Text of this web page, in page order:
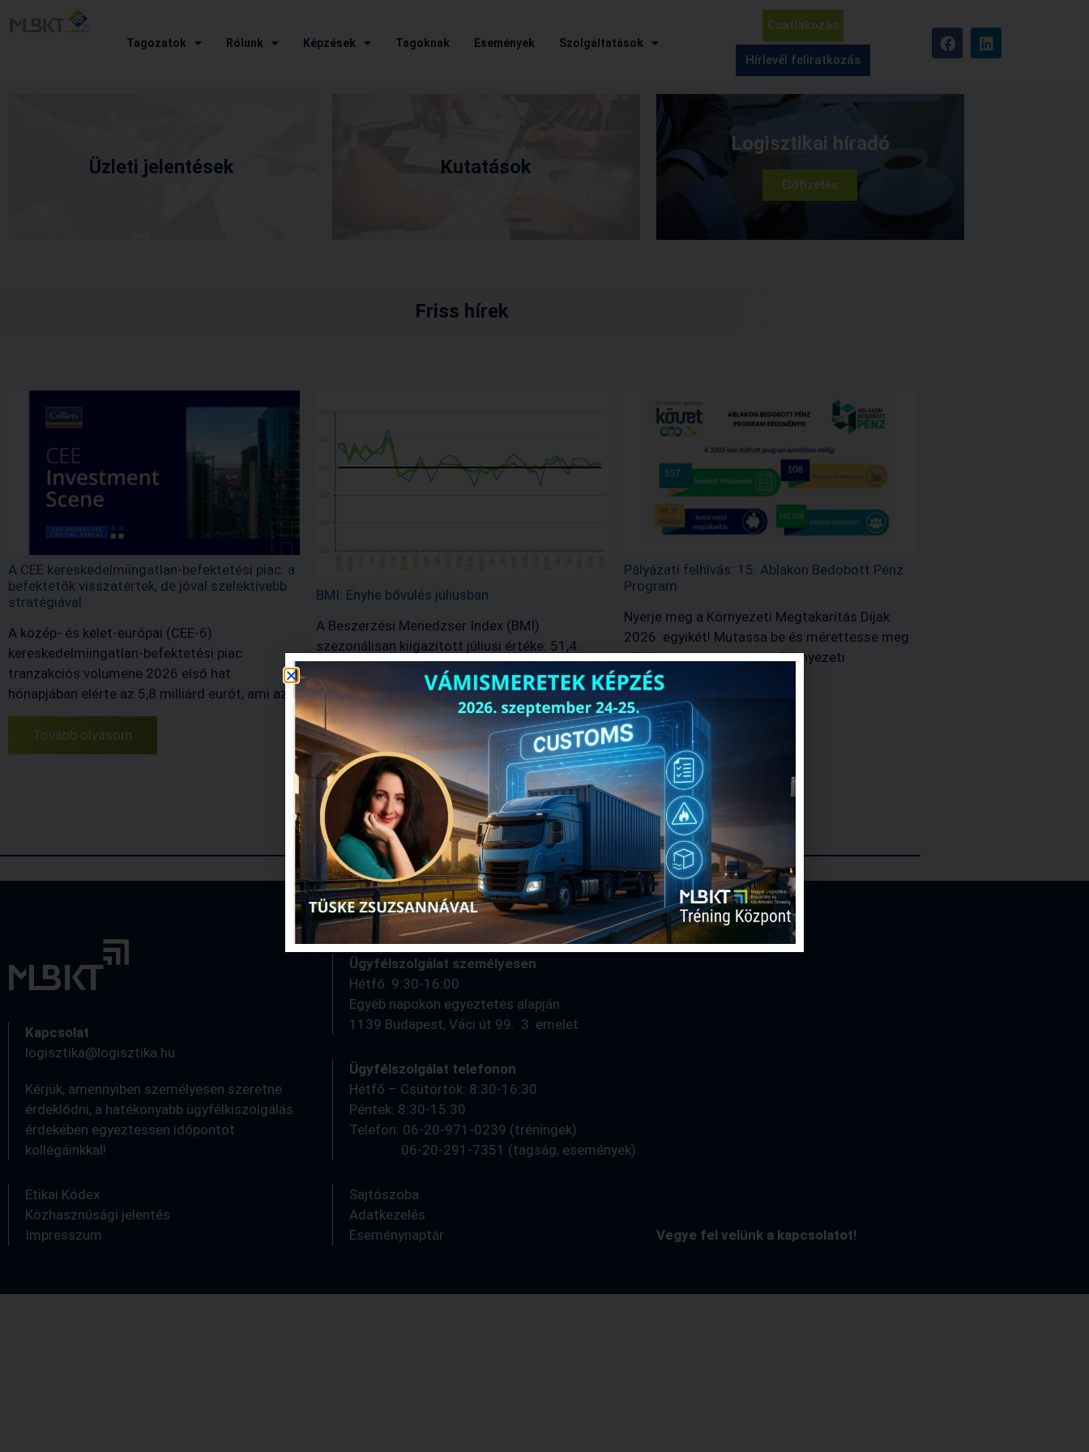
Tagozatok Rólunk Képzések Tagoknak Események Szolgáltatások
Csatlakozás
Hírlevél feliratkozás
Üzleti jelentések Kutatások
Logisztikai híradó
Előfizetés
Friss hírek
A CEE kereskedelmiingatlan-befektetési piac: a
befektetők visszatértek, de jóval szelektívebb
stratégiával
A közép- és kelet-európai (CEE-6)
kereskedelmiingatlan-befektetési piac
tranzakciós volumene 2026 első hat
hónapjában elérte az 5,8 milliárd eurót, ami az…
Tovább olvasom
BMI: Enyhe bővülés júliusban
A Beszerzési Menedzser Index (BMI)
szezonálisan kiigazított júliusi értéke: 51,4.
Júliusban a válaszadók az előző hónaphoz
képest a feldolgozóipar lassabb…
Tovább olvasom
Pályázati felhívás: 15. Ablakon Bedobott Pénz
Program
Nyerje meg a Környezeti Megtakarítás Díjak
2026. egyikét! Mutassa be és mérettesse meg
vállalata vagy szervezete környezeti
teljesítményét az elmúlt öt…
Tovább olvasom
Kapcsolat
logisztika@logisztika.hu
Kérjük, amennyiben személyesen szeretne
érdeklődni, a hatékonyabb ügyfélkiszolgálás
érdekében egyeztessen időpontot
kollégáinkkal!
Etikai Kódex
Közhasznúsági jelentés
Impresszum
Ügyfélszolgálat személyesen
Hétfő: 9:30-16:00
Egyéb napokon egyeztetés alapján
1139 Budapest, Váci út 99. 3. emelet
Ügyfélszolgálat telefonon
Hétfő – Csütörtök: 8:30-16:30
Péntek: 8:30-15:30
Telefon: 06-20-971-0239 (tréningek)
06-20-291-7351 (tagság, események)
Sajtószoba
Adatkezelés
Eseménynaptár
Vegye fel velünk a kapcsolatot!